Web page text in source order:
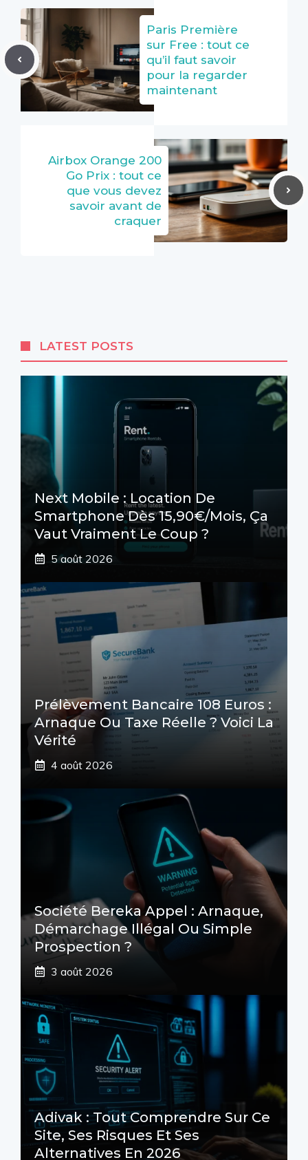
Paris Première
sur Free : tout ce
qu’il faut savoir
pour la regarder
maintenant
Airbox Orange 200
Go Prix : tout ce
que vous devez
savoir avant de
craquer
LATEST POSTS
Next Mobile : Location De
Smartphone Dès 15,90€/mois, Ça
Vaut Vraiment Le Coup ?
5 août 2026
Prélèvement Bancaire 108 Euros :
Arnaque Ou Taxe Réelle ? Voici La
Vérité
4 août 2026
Société Bereka Appel : Arnaque,
Démarchage Illégal Ou Simple
Prospection ?
3 août 2026
Adivak : Tout Comprendre Sur Ce
Site, Ses Risques Et Ses
Alternatives En 2026